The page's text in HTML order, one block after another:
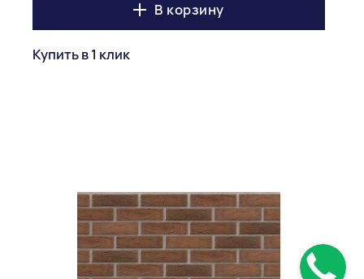
В корзину
Купить в 1 клик